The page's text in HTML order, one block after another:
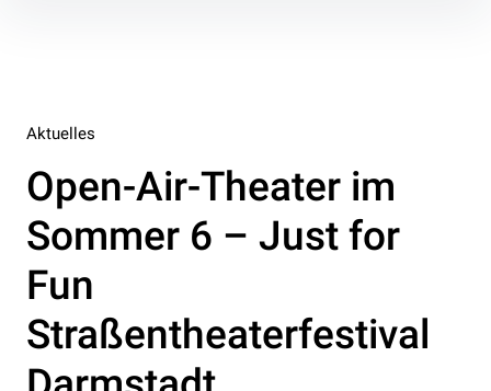
Aktuelles
Open-Air-Theater im
Sommer 6 – Just for
Fun
Straßentheaterfestival